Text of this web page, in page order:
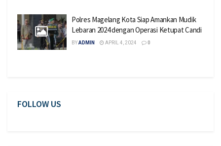
Polres Magelang Kota Siap Amankan Mudik
Lebaran 2024 dengan Operasi Ketupat Candi
BYADMIN APRIL 4, 2024 0
FOLLOW US